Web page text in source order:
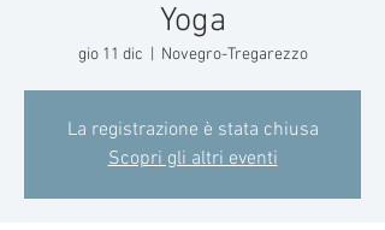
Yoga
gio 11 dic Novegro-Tregarezzo
La registrazione è stata chiusa
Scopri gli altri eventi